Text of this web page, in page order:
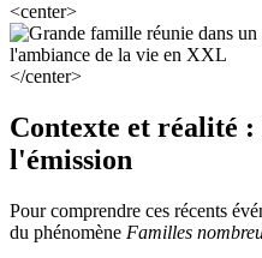
<center>
</center>
Contexte et réalité
l'émission
Pour comprendre ces récents
du phénomène Familles